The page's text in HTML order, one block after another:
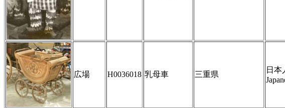
広場 H0036018 乳母車 三重県
日本